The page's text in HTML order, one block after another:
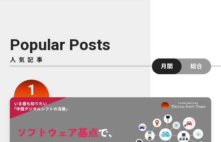
Popular Posts
人気記事
月間
総合